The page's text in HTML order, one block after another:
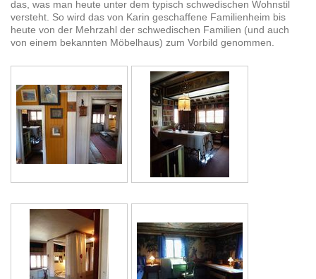
das, was man heute unter dem typisch schwedischen Wohnstil
versteht. So wird das von Karin geschaffene Familienheim bis
heute von der Mehrzahl der schwedischen Familien (und auch
von einem bekannten Möbelhaus) zum Vorbild genommen.